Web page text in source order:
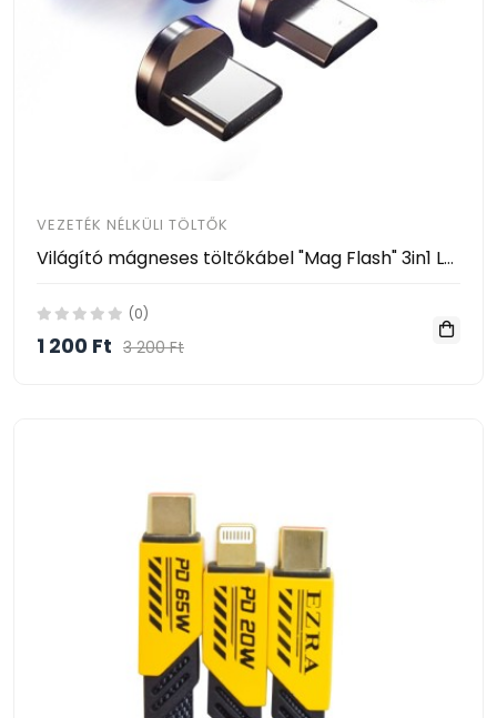
VEZETÉK NÉLKÜLI TÖLTŐK
Világító mágneses töltőkábel "Mag Flash" 3in1 LED világítással és három mágneses csatlakozóval minden készülék töltésére - 1m
(0)
1 200 Ft 3 200 Ft